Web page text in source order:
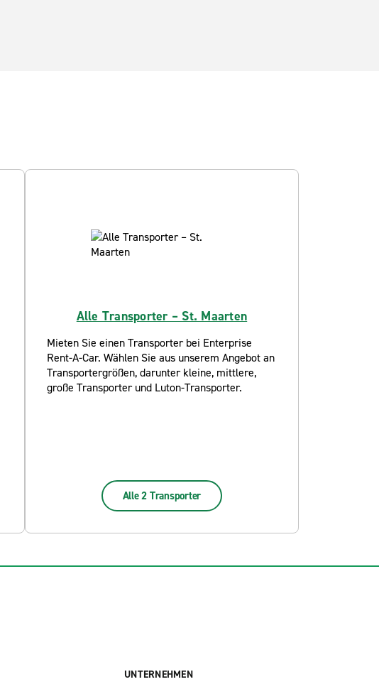
Alle Transporter – St. Maarten
Mieten Sie einen Transporter bei Enterprise
Rent-A-Car. Wählen Sie aus unserem Angebot an
Transportergrößen, darunter kleine, mittlere,
große Transporter und Luton-Transporter.
Alle 2 Transporter
UNTERNEHMEN